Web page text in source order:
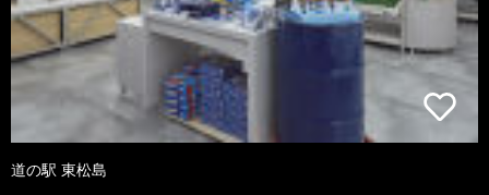
道の駅 東松島